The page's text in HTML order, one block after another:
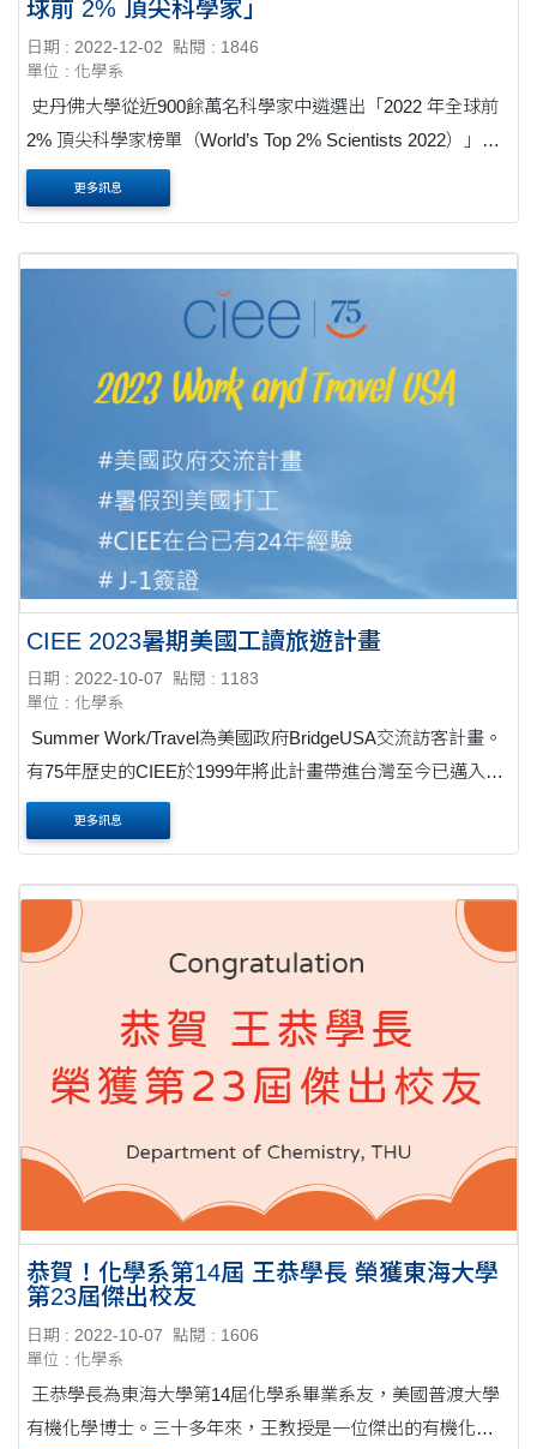
球前 2% 頂尖科學家」
日期 : 2022-12-02
點閱 : 1846
單位 : 化學系
史丹佛大學從近900餘萬名科學家中遴選出「2022 年全球前
2% 頂尖科學家榜單（World’s Top 2% Scientists 2022）」，
東海大學在「終身科學影響力排行榜（1960-2021）」和
「2021年度科學影響力排行榜」兩個榜單中，分別各有6....
更多訊息
CIEE 2023暑期美國工讀旅遊計畫
日期 : 2022-10-07
點閱 : 1183
單位 : 化學系
Summer Work/Travel為美國政府BridgeUSA交流訪客計畫。
有75年歷史的CIEE於1999年將此計畫帶進台灣至今已邁入第
24年，計畫的目的為文化交流，給予大學生合法到美國打工
的機會，賺取在當地的生活費，以最少的花費，在美國停....
更多訊息
恭賀！化學系第14屆 王恭學長 榮獲東海大學
第23屆傑出校友
日期 : 2022-10-07
點閱 : 1606
單位 : 化學系
王恭學長為東海大學第14屆化學系畢業系友，美國普渡大學
有機化學博士。三十多年來，王教授是一位傑出的有機化學